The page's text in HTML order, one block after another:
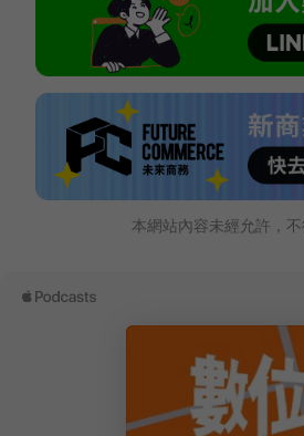
本網站內容未經允許，不